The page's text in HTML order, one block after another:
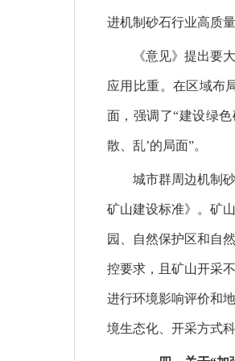
进机制砂石行业高质
《意见》提出要大
应用比重。在区域布
面，强调了“建设绿
散、乱’的局面”。
城市群周边机制砂
矿山建设标准》。矿
园、自然保护区和自
控要求，且矿山开采
进行环境影响评价和
境生态化、开采方式